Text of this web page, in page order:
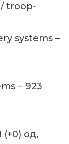
troop-
systems –
‒ 923
(+0) од,